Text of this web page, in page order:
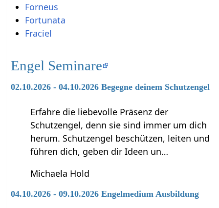
Forneus
Fortunata
Fraciel
Engel Seminare
02.10.2026 - 04.10.2026 Begegne deinem Schutzengel
Erfahre die liebevolle Präsenz der
Schutzengel, denn sie sind immer um dich
herum. Schutzengel beschützen, leiten und
führen dich, geben dir Ideen un…
Michaela Hold
04.10.2026 - 09.10.2026 Engelmedium Ausbildung